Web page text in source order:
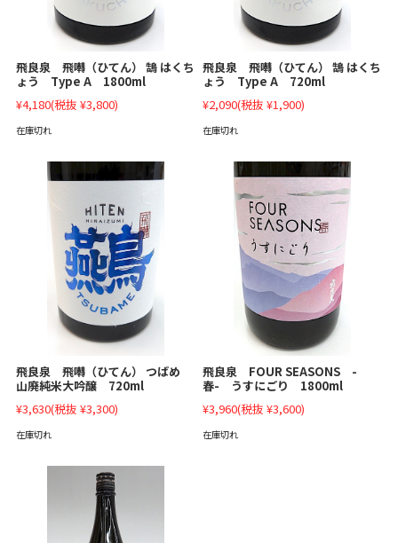
飛良泉 飛囀（ひてん） 鵠 はくち
ょう Type A 1800ml
¥4,180(税抜 ¥3,800)
在庫切れ
飛良泉 飛囀（ひてん） 鵠 はくち
ょう Type A 720ml
¥2,090(税抜 ¥1,900)
在庫切れ
飛良泉 飛囀（ひてん） つばめ
山廃純米大吟醸 720ml
¥3,630(税抜 ¥3,300)
在庫切れ
飛良泉 FOUR SEASONS -
春- うすにごり 1800ml
¥3,960(税抜 ¥3,600)
在庫切れ